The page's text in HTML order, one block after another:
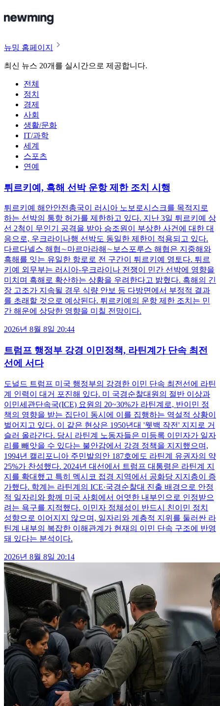
뉴밍 홈페이지
최신 뉴스 20개를 실시간으로 제공합니다.
전체
정치
경제
사회
생활/문화
IT/과학
세계
스포츠
연예
튀르키예, 흑해 선박 운항 제한 조치 시행
튀르키예 해안안전총국이 러시아 노보로시스크를 목적지로
하는 선박의 통항 허가를 제한하고 있다. 지난 3일 튀르키예 상
선 2척이 무인기 공격을 받아 승조원이 부상한 사건에 대한 대
응으로, 우크라이나행 선박도 동일한 제한이 적용되고 있다.
다르다넬스 해협∼마르마라해∼보스포루스 해협은 지중해와
흑해를 잇는 유일한 항로로 전 구간이 튀르키예 영토다. 튀르
키예 외무부는 러시아-우크라이나 전쟁이 민간 선박에 영향을
미치며 흑해로 확산하는 상황을 우려한다고 밝혔다. 흑해의 긴
장 고조가 지속될 경우 식량 안보 등 다방면에서 부정적 결과
를 초래할 것으로 예상된다. 튀르키예의 운항 제한 조치는 민
간 해운에 상당한 영향을 미칠 전망이다.
2026년 8월 8일 20:44
트럼프 행정부 강경 이민정책, 라틴계가 단속 최전
선에 서다
도널드 트럼프 미국 행정부의 강경한 이민 단속 최전선에 라틴
계 인력이 대거 포진해 있다. 미 국경순찰대원의 절반 이상과
이민세관단속국(ICE) 요원의 20~30%가 라틴계로, 반이민 정
책의 영향을 받는 집단이 동시에 이를 집행하는 역설적 상황이
벌어지고 있다. 이 같은 현상은 1950년대 '웻백 작전' 지지로 거
슬러 올라간다. 당시 라틴계 노동자들은 미등록 이민자가 일자
리를 빼앗을 수 있다는 불안감에서 강경 정책을 지지했으며,
1994년 캘리포니아 주민발의안 187호에도 라틴계 유권자의 약
25%가 찬성했다. 2024년 대선에서 트럼프 대통령은 라틴계 지
지를 확대했고 특히 멕시코 접경 지역에서 공화당 지지층이 증
가했다. 학계는 라틴계의 ICE·국경순찰대 진출 배경으로 안정
적 일자리와 함께 미국 사회에서 어엿한 내부인으로 인정받으
려는 욕구를 지적했다. 이민자 정체성이 반드시 친이민 정치
성향으로 이어지지 않으며, 일자리와 계층적 지위를 둘러싼 라
틴계 내부의 복잡한 이해관계가 현재의 이민 단속 구조에 반영
돼 있다는 분석이다.
2026년 8월 8일 20:14